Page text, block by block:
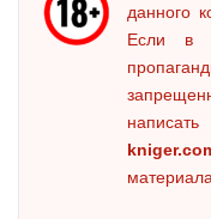
данного
Если в
материала